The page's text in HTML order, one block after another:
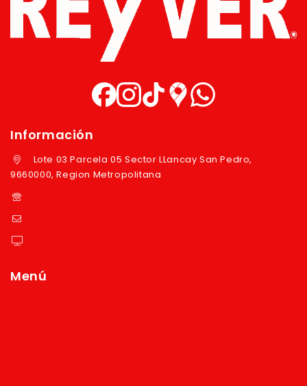
Información
Lote 03 Parcela 05 Sector LLancay San Pedro,
9660000, Region Metropolitana
Menú